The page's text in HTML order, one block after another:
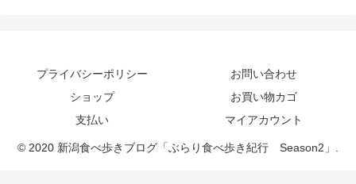
プライバシーポリシー
お問い合わせ
ショップ
お買い物カゴ
支払い
マイアカウント
© 2020 新潟食べ歩きブログ「ぶらり食べ歩き紀行 Season2」.